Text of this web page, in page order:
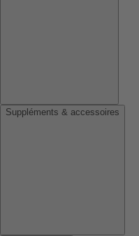
Suppléments & accessoires